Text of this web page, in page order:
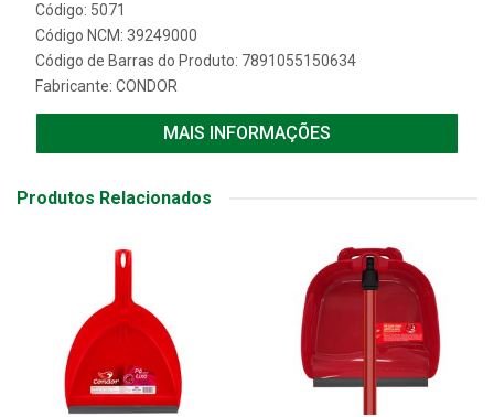
Código: 5071
Código NCM: 39249000
Código de Barras do Produto: 7891055150634
Fabricante: CONDOR
MAIS INFORMAÇÕES
Produtos Relacionados